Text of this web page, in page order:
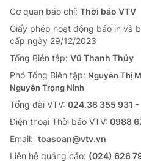
Cơ quan báo chí: Thời báo VTV
Giấy phép hoạt động báo in và
cấp ngày 29/12/2023
Tổng Biên tập: Vũ Thanh Thủy
Phó Tổng Biên tập: Nguyễn Thị
Nguyễn Trọng Ninh
Tổng đài VTV: 024.38 355 931
Ðiện thoại Thời báo VTV: 0988
Email: toasoan@vtv.vn
Liên hệ quảng cáo: (024) 626